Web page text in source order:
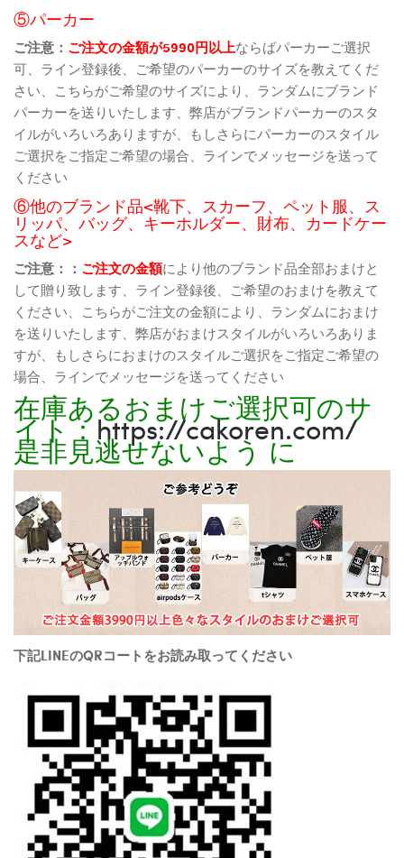
⑤パーカー
ご注意： ご注文の金額が5990円以上ならばパーカーご選択
可、ライン登録後、ご希望のパーカーのサイズを教えてくだ
さい、こちらがご希望のサイズにより、ランダムにブランド
パーカーを送りいたします、弊店がブランドパーカーのスタ
イルがいろいろありますが、もしさらにパーカーのスタイル
ご選択をご指定ご希望の場合、ラインでメッセージを送って
ください
⑥他のブランド品<靴下、スカーフ、ペット服、ス
リッパ、バッグ、キーホルダー、財布、カードケー
スなど>
ご注意：： ご注文の金額により他のブランド品全部おまけと
して贈り致します、ライン登録後、ご希望のおまけを教えて
ください、こちらがご注文の金額により、ランダムにおまけ
を送りいたします、弊店がおまけスタイルがいろいろありま
すが、もしさらにおまけのスタイルご選択をご指定ご希望の
場合、ラインでメッセージを送ってください
在庫あるおまけご選択可のサ
イト：https://cakoren.com/
是非見逃せないよう に
下記LINEのQRコートをお読み取ってください